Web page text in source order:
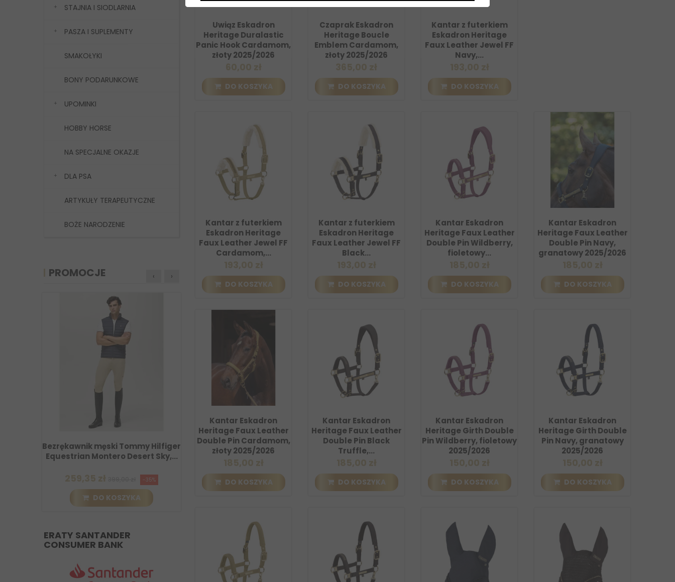
STAJNIA I SIODLARNIA
PASZA I SUPLEMENTY
SMAKOŁYKI
BONY PODARUNKOWE
UPOMINKI
HOBBY HORSE
NA SPECJALNE OKAZJE
DLA PSA
ARTYKUŁY TERAPEUTYCZNE
BOŻE NARODZENIE
PROMOCJE
Bezrękawnik męski Tommy Hilfiger
Equestrian Montero Beige, beżowy
-35%
DO KOSZYKA
Bezrękawnik damski Eskadron
Classic Sports Hybrid Waistcoat
297,50 zł 425,00 zł
‹ ›
ERATY SANTANDER
CONSUMER BANK
Uwiąz Eskadron
Heritage Duralastic
Panic Hook Cardamom,
złoty 2025/2026
DO KOSZYKA
Czaprak Eskadron
Heritage Boucle
Emblem Cardamom,
złoty 2025/2026
DO KOSZYKA
Kantar z futerkiem
Eskadron Heritage
Faux Leather Jewel FF
Navy,...
DO KOSZYKA
Kantar z futerkiem
Eskadron Heritage
Faux Leather Jewel FF
Cardamom,...
DO KOSZYKA
Kantar z futerkiem
Eskadron Heritage
Faux Leather Jewel FF
Black...
DO KOSZYKA
Kantar Eskadron
Heritage Faux Leather
Double Pin Wildberry,
fioletowy...
DO KOSZYKA
Kantar Eskadron
Heritage Faux Leather
Double Pin Navy,
granatowy 2025/2026
DO KOSZYKA
Kantar Eskadron
Heritage Faux Leather
Double Pin Cardamom,
złoty 2025/2026
DO KOSZYKA
Kantar Eskadron
Heritage Faux Leather
Double Pin Black
Truffle,...
DO KOSZYKA
Kantar Eskadron
Heritage Girth Double
Pin Wildberry, fioletowy
2025/2026
DO KOSZYKA
Kantar Eskadron
Heritage Girth Double
Pin Navy, granatowy
2025/2026
DO KOSZYKA